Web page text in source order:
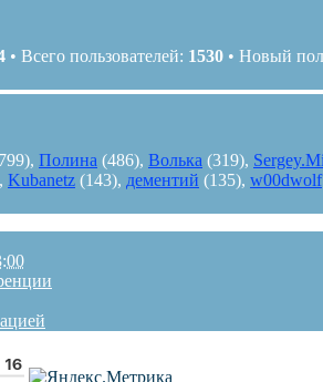
• Всего пользователей: 1530 • Новый
Полина (486), Волька (319),
Kubanetz (143), дементий (135), w00dwolf